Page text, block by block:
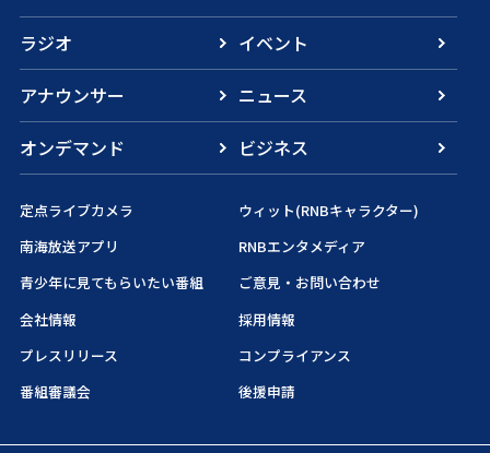
ラジオ
イベント
アナウンサー
ニュース
オンデマンド
ビジネス
定点ライブカメラ
ウィット(RNBキャラクター)
南海放送アプリ
RNBエンタメディア
青少年に見てもらいたい番組
ご意見・お問い合わせ
会社情報
採用情報
プレスリリース
コンプライアンス
番組審議会
後援申請